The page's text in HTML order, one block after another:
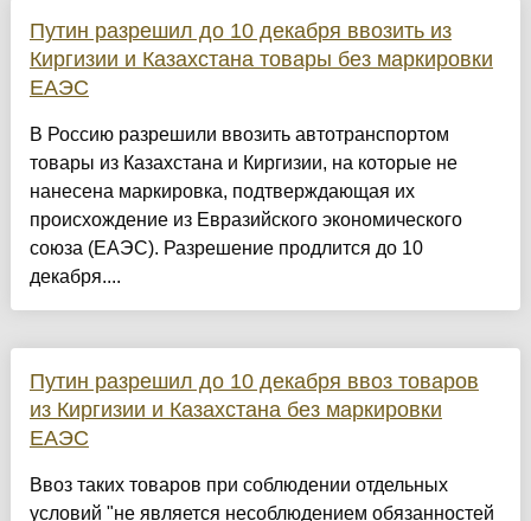
Путин разрешил до 10 декабря ввозить из
Киргизии и Казахстана товары без маркировки
ЕАЭС
В Россию разрешили ввозить автотранспортом
товары из Казахстана и Киргизии, на которые не
нанесена маркировка, подтверждающая их
происхождение из Евразийского экономического
союза (ЕАЭС). Разрешение продлится до 10
декабря....
Путин разрешил до 10 декабря ввоз товаров
из Киргизии и Казахстана без маркировки
ЕАЭС
Ввоз таких товаров при соблюдении отдельных
условий "не является несоблюдением обязанностей